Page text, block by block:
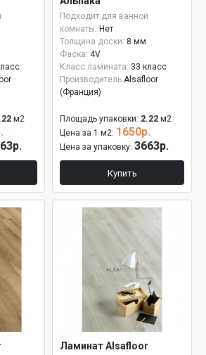
м2
Подходит для ванной
комнаты: Нет
Толщина доски: 8 мм
Фаска: 4V
Класс ламината: 33 класс
Производитель Alsafloor
(Франция)
Площадь упаковки: 2.22 м2
Цена за 1 м2: 1650р.
Цена за упаковку: 3663р.
Купить
Ламинат Alsafloor